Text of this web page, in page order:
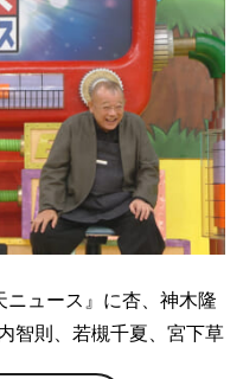
ュース』に杏、神木隆
智則、若槻千夏、宮下草